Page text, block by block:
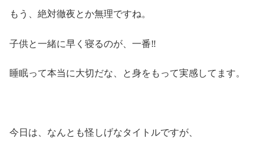
もう、絶対徹夜とか無理ですね。
子供と一緒に早く寝るのが、一番‼
睡眠って本当に大切だな、と身をもって実感してます。
今日は、なんとも怪しげなタイトルですが、